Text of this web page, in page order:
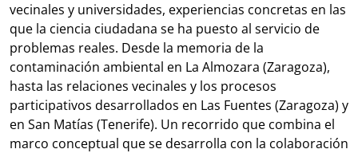
vecinales y universidades, experiencias concretas en las
que la ciencia ciudadana se ha puesto al servicio de
problemas reales. Desde la memoria de la
contaminación ambiental en La Almozara (Zaragoza),
hasta las relaciones vecinales y los procesos
participativos desarrollados en Las Fuentes (Zaragoza) y
en San Matías (Tenerife). Un recorrido que combina el
marco conceptual que se desarrolla con la colaboración